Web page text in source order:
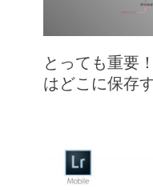
とっても重要
はどこに保存